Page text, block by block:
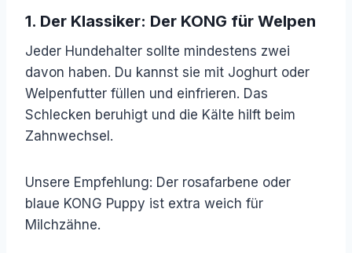
1. Der Klassiker: Der KONG für Welpen
Jeder Hundehalter sollte mindestens zwei
davon haben. Du kannst sie mit Joghurt oder
Welpenfutter füllen und einfrieren. Das
Schlecken beruhigt und die Kälte hilft beim
Zahnwechsel.
Unsere Empfehlung: Der rosafarbene oder
blaue KONG Puppy ist extra weich für
Milchzähne.